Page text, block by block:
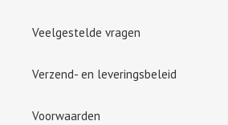
Veelgestelde vragen
Verzend- en leveringsbeleid
Voorwaarden